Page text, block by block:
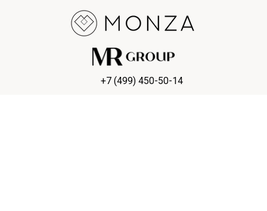
+7 (499) 450-50-14